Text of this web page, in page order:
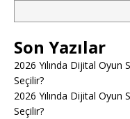
Son Yazılar
2026 Yılında Dijital
Seçilir?
2026 Yılında Dijital
Seçilir?